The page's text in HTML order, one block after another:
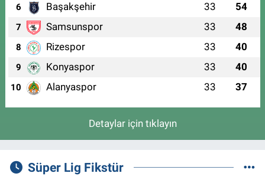
6 Başakşehir 33 54
7 Samsunspor 33 48
8 Rizespor 33 40
9 Konyaspor 33 40
10 Alanyaspor 33 37
Detaylar için tıklayın
Süper Lig Fikstür